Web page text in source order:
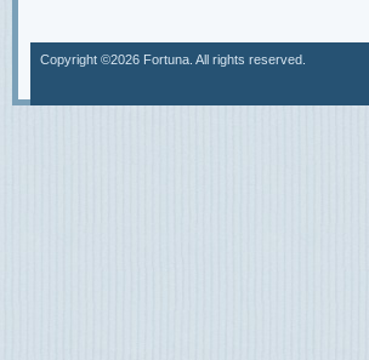
Copyright ©2026 Fortuna. All rights reserved.